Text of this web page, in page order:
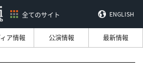
全てのサイト ENGLISH
ア情報 公演情報 最新情報